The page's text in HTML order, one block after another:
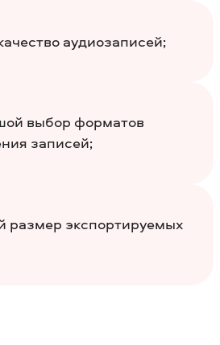
аудиозаписей;
выбор форматов
записей;
размер экспортируемых